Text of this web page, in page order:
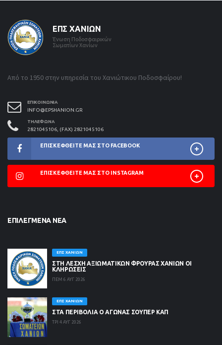
ΕΠΣ ΧΑΝΊΩΝ
Ένωση Ποδοσφαιρικών
Σωματίων Χανίων
Από το 1950 στην υπηρεσία του Χανιώτικου Ποδοσφαίρου!
ΕΠΙΚΟΙΝΩΝΊΑ
INFO@EPSHANION.GR
ΤΗΛΈΦΩΝΑ
2821045106, (FAX) 2821045106
ΕΠΙΣΚΕΦΘΕΊΤΕ ΜΑΣ ΣΤΟ FACEBOOK
ΕΠΙΣΚΕΦΘΕΊΤΕ ΜΑΣ ΣΤΟ INSTAGRAM
ΕΠΙΛΕΓΜΈΝΑ ΝΈΑ
ΕΠΣ ΧΑΝΊΩΝ
ΣΤΗ ΛΈΣΧΗ ΑΞΙΩΜΑΤΙΚΏΝ ΦΡΟΥΡΆΣ ΧΑΝΊΩΝ ΟΙ
ΚΛΗΡΏΣΕΙΣ
ΠΕΜ 6 ΑΥΓ 2026
ΕΠΣ ΧΑΝΊΩΝ
ΣΤΑ ΠΕΡΙΒΟΛΙΑ Ο ΑΓΩΝΑΣ ΣΟΥΠΕΡ ΚΑΠ
ΤΡΙ 4 ΑΥΓ 2026